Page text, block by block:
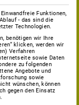
Funktionen,
- das sind die
Technologien.
benötigen wir Ihre
klicken, werden wir
Verfahren
sowie Daten
zu folgenden
Angebote und
sowie
wünschen, können
gegen den Einsatz